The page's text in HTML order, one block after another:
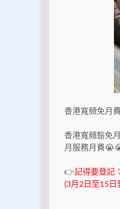
香港寬頻免月
香港寬頻豁免
月服務月費😭
👉記得要登記：
(3月2日至15日